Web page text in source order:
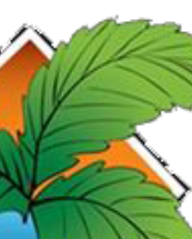
063/333859
POČETNAO